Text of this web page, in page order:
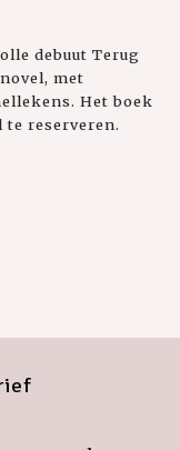
debuut Terug
met
Het boek
te reserveren.